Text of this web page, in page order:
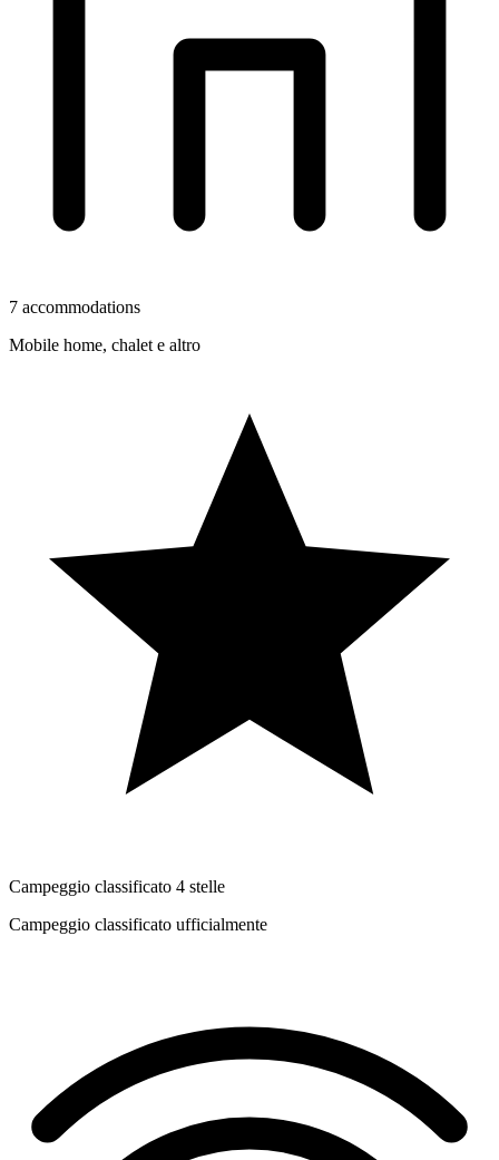
7 accommodations
Mobile home, chalet e altro
Campeggio classificato 4 stelle
Campeggio classificato ufficialmente